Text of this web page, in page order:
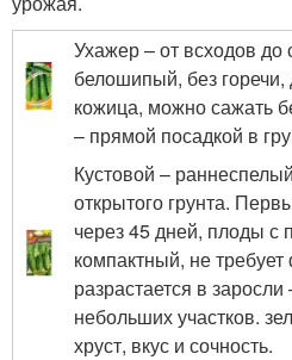
Ухажер – от всходов до
белошипый, без
кожица, можно сажать
– прямой посадкой в
Кустовой –
открытого грунта.
через 45 дней, плоды
компактный, не
разрастается в
небольших участков.
хруст, вкус и сочность.